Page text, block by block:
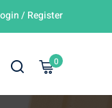
/ Register
0